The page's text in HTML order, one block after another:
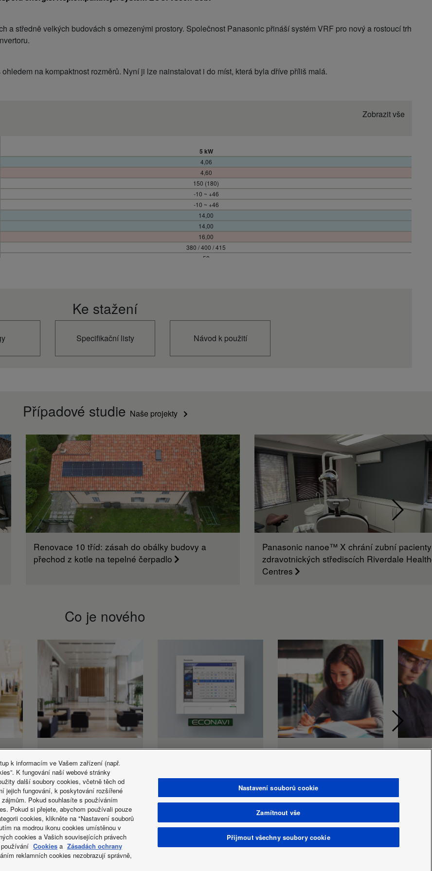
a středně velkých budovách s omezenými prostory. Společnost Panasonic přináší systém VRF pro nový a rostoucí trh
na kompaktnost rozměrů. Nyní ji lze nainstalovat i do míst, která byla dříve příliš malá.
Zobrazit vše
5 kW
4,06
4,60
150 (180)
-10 ~ +46
-10 ~ +46
14,00
14,00
16,00
380 / 400 / 415
53
Ke stažení
Specifikační listy Návod k použití
Případové studie Naše projekty
Renovace 10 tříd: zásah do obálky budovy a
přechod z kotle na tepelné čerpadlo
Panasonic nanoe™ X chrání zubní
zdravotnických střediscích Riverdale
Centres
Co je nového
Solutions for hotels
Nový inteligentní
256ESMC3
Panasonic VRF TOP
100%
soukromí Práce s cookies Data act Novinky
Area / Země
vyhrazena
k informacím ve Vašem zařízení (např.
K fungování naší webové stránky
další soubory cookies, včetně těch od
jejich fungování, k poskytování rozšířené
Pokud souhlasíte s používáním
Pokud si přejete, abychom používali pouze
cookies, klikněte na "Nastavení souborů
na modrou ikonu cookies umístěnou v
cookies a Vašich souvisejících právech
Cookies a Zásadách ochrany
reklamních cookies nezobrazují správně,
Nastavení souborů cookie
Zamítnout vše
Přijmout všechny soubory cookie